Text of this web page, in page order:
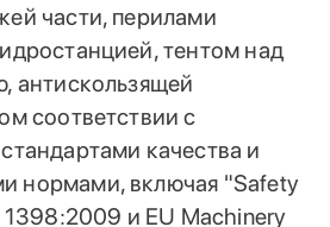
части, перилами
тентом над
антискользящей
соответствии с
качества и
нормами, включая "Safety
и EU Machinery